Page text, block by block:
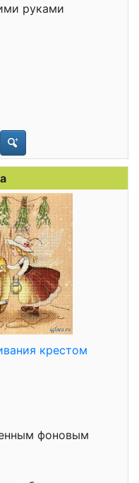
руками
крестом
фоновым